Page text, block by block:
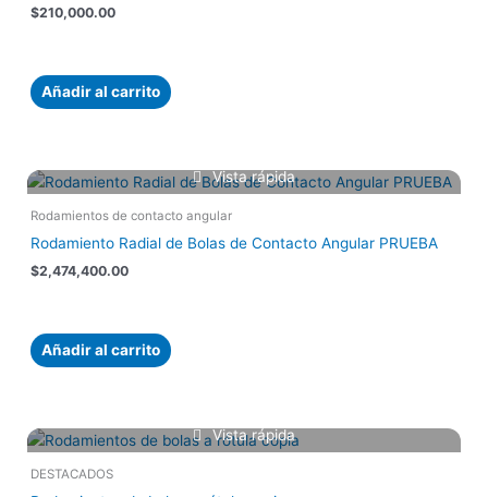
$210,000.00
Añadir al carrito
Vista rápida
Rodamientos de contacto angular
Rodamiento Radial de Bolas de Contacto Angular PRUEBA
$2,474,400.00
Añadir al carrito
Vista rápida
DESTACADOS